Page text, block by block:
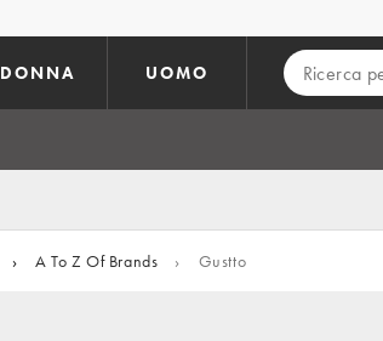
DONNA UOMO
› A To Z Of Brands › Gustto